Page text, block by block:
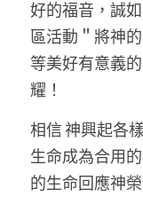
好的福音，誠
區活動＂將神
等美好有意義
耀！
相信 神興起各
生命成為合用
的生命回應神